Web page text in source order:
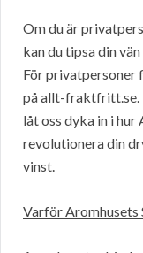
Om du är
kan du tipsa din
För privatpersoner
på allt-fraktfritt.se.
låt oss dyka in i
revolutionera din
vinst.
Varför